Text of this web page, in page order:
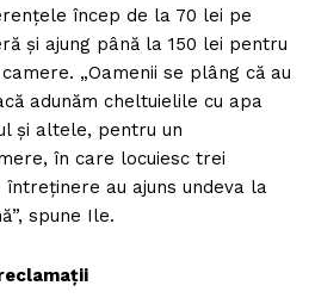
încep de la 70 lei pe
şi ajung până la 150 lei pentru
„Oamenii se plâng că au
adunăm cheltuielile cu apa
şi altele, pentru un
în care locuiesc trei
au ajuns undeva la
spune Ile.